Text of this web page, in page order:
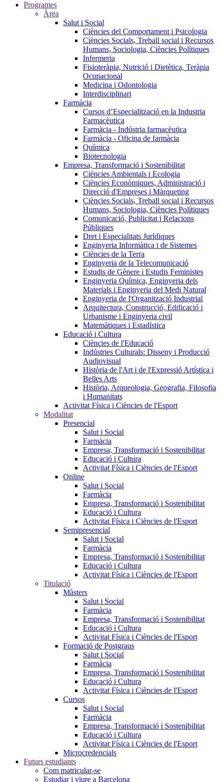
Programes
Àrea
Salut i Social
Ciències del Comportament i Psicologia
Ciències Socials, Treball social i Recursos
Humans, Sociologia, Ciències Polítiques
Infermeria
Fisioteràpia, Nutrició i Dietètica, Teràpia
Ocupacional
Medicina i Odontologia
Interdisciplinari
Farmàcia
Cursos d’Especialització en la Industria
Farmacèutica
Farmàcia - Indústria farmacèutica
Farmàcia - Oficina de farmàcia
Química
Biotecnologia
Empresa, Transformació i Sostenibilitat
Ciències Ambientals i Ecologia
Ciències Econòmiques, Administració i
Direcció d'Empreses i Màrqueting
Ciències Socials, Treball social i Recursos
Humans, Sociologia, Ciències Polítiques
Comunicació, Publicitat i Relacions
Públiques
Dret i Especialitats Jurídiques
Enginyeria Informàtica i de Sistemes
Ciències de la Terra
Enginyeria de la Telecomunicació
Estudis de Gènere i Estudis Feministes
Enginyeria Química, Enginyeria dels
Materials i Enginyeria del Medi Natural
Enginyeria de l'Organització Industrial
Arquitectura, Construcció, Edificació i
Urbanisme i Enginyeria civil
Matemàtiques i Estadística
Educació i Cultura
Ciències de l'Educació
Indústries Culturals: Disseny i Producció
Audiovisual
Història de l'Art i de l'Expressió Artística i
Belles Arts
Història, Arqueologia, Geografia, Filosofia
i Humanitats
Activitat Física i Ciències de l'Esport
Modalitat
Presencial
Salut i Social
Farmàcia
Empresa, Transformació i Sostenibilitat
Educació i Cultura
Activitat Física i Ciències de l'Esport
Online
Salut i Social
Farmàcia
Empresa, Transformació i Sostenibilitat
Educació i Cultura
Activitat Física i Ciències de l'Esport
Semipresencial
Salut i Social
Farmàcia
Empresa, Transformació i Sostenibilitat
Educació i Cultura
Activitat Física i Ciències de l'Esport
Titulació
Màsters
Salut i Social
Farmàcia
Empresa, Transformació i Sostenibilitat
Educació i Cultura
Activitat Física i Ciències de l'Esport
Formació de Postgraus
Salut i Social
Farmàcia
Empresa, Transformació i Sostenibilitat
Educació i Cultura
Activitat Física i Ciències de l'Esport
Cursos
Salut i Social
Farmàcia
Empresa, Transformació i Sostenibilitat
Educació i Cultura
Activitat Física i Ciències de l'Esport
Microcredencials
Futurs estudiants
Com matricular-se
Estudiar i viure a Barcelona